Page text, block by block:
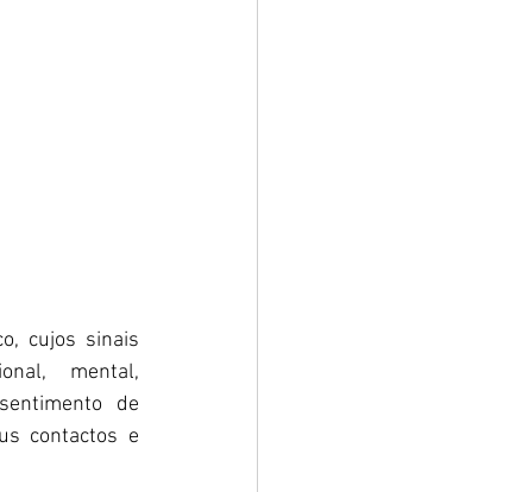
cujos sinais
mental,
de
contactos e